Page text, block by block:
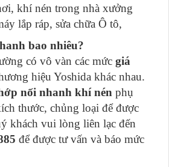
khí nén trong nhà xưởng
lắp ráp, sửa chữa Ô tô,
bao nhiêu?
có vô vàn các mức giá
hiệu Yoshida khác nhau.
nối nhanh khí nén phụ
thước, chủng loại để được
khách vui lòng liên lạc đến
để được tư vấn và báo mức